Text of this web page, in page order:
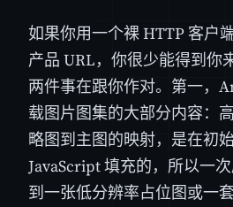
如果你用一个裸 HTTP 客户
产品 URL，你很少能得到你
两件事在跟你作对。第一，
载图片图集的大部分内容：
略图到主图的映射，是在初
JavaScript 填充的，所以一
到一张低分辨率占位图或一